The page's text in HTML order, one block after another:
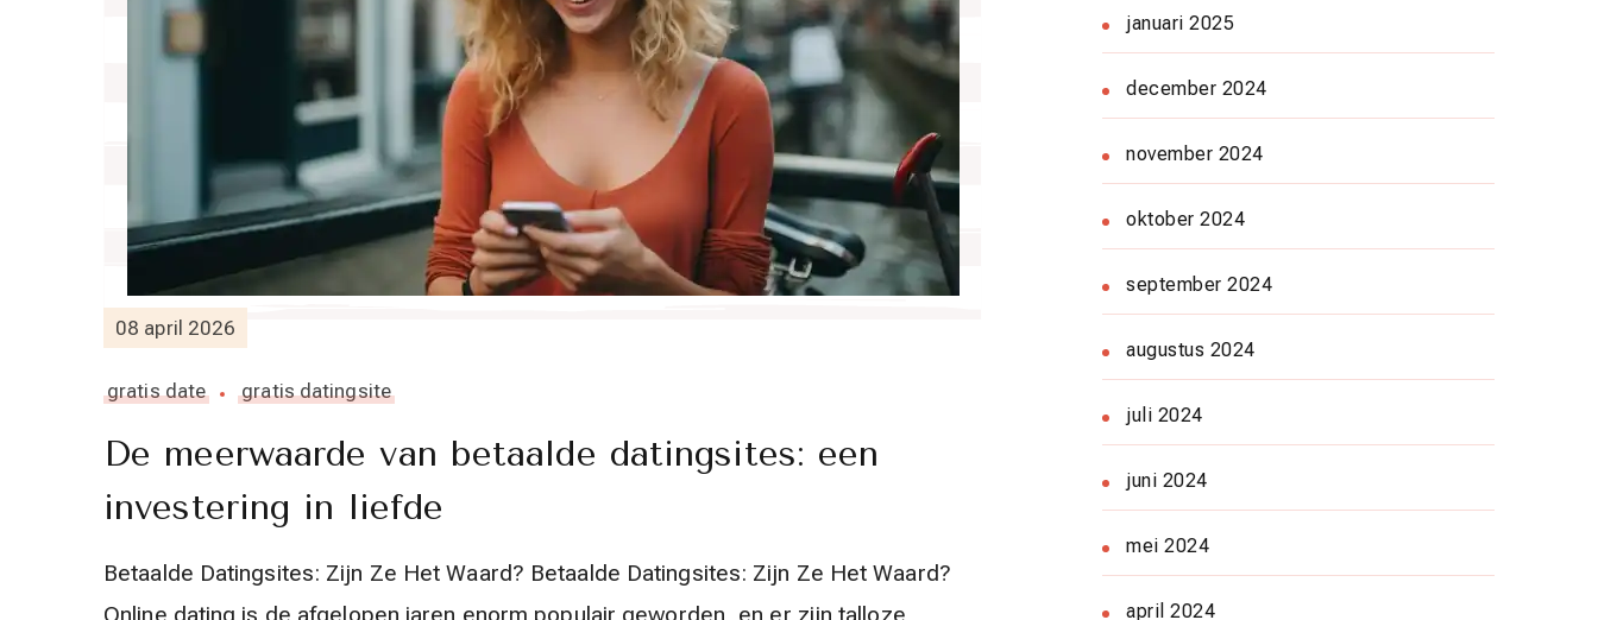
08 april 2026
gratis date gratis datingsite
De meerwaarde van betaalde datingsites: een
investering in liefde
Betaalde Datingsites: Zijn Ze Het Waard? Betaalde Datingsites: Zijn Ze Het Waard?
januari 2025
december 2024
november 2024
oktober 2024
september 2024
augustus 2024
juli 2024
juni 2024
mei 2024
april 2024